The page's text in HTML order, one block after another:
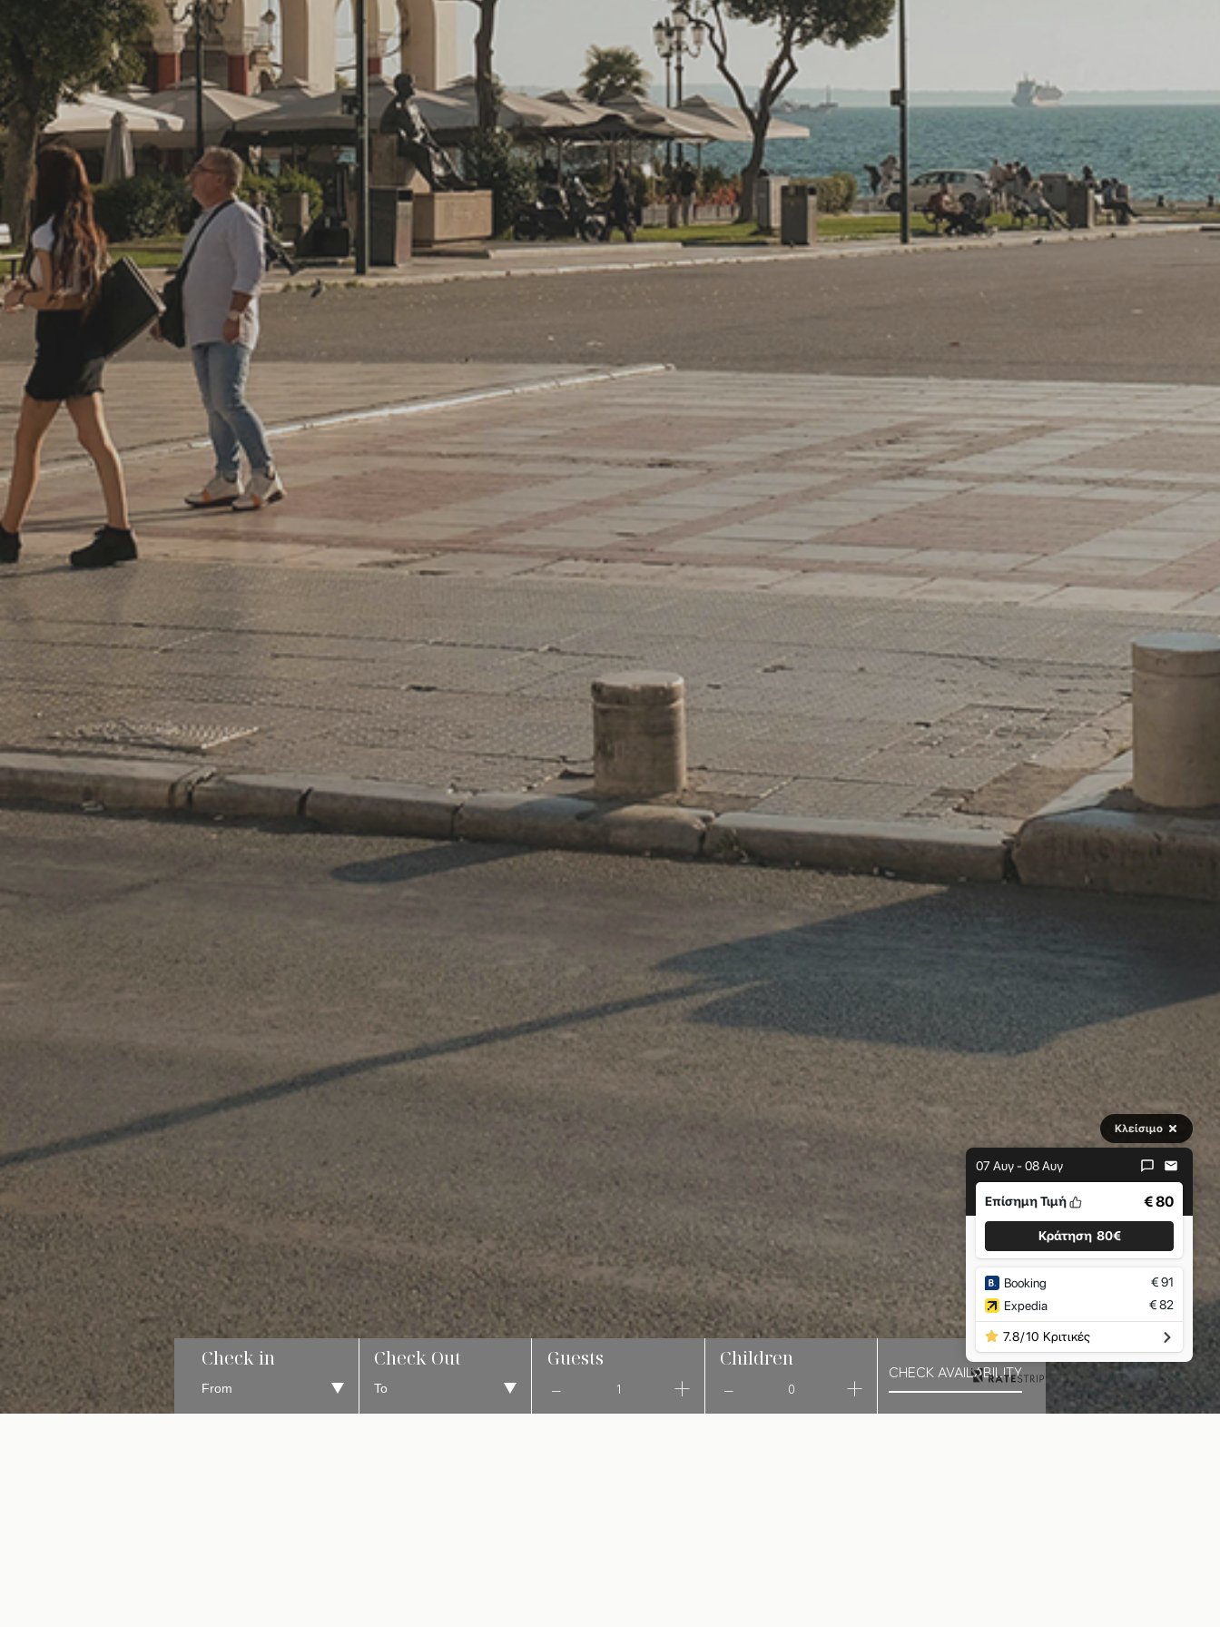
Check in Check Out Guests
1
Children
0
CHECK AVAILABILITY
Κλείσιμο
07 Αυγ - 08 Αυγ
Επίσημη Τιμή € 80
Κράτηση 80€
Booking €91
Expedia
€82
7.8/10 Κριτικές